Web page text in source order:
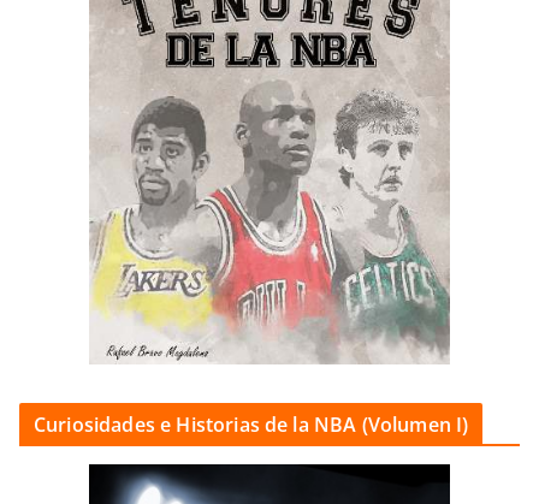
Curiosidades e Historias de la NBA (Volumen I)